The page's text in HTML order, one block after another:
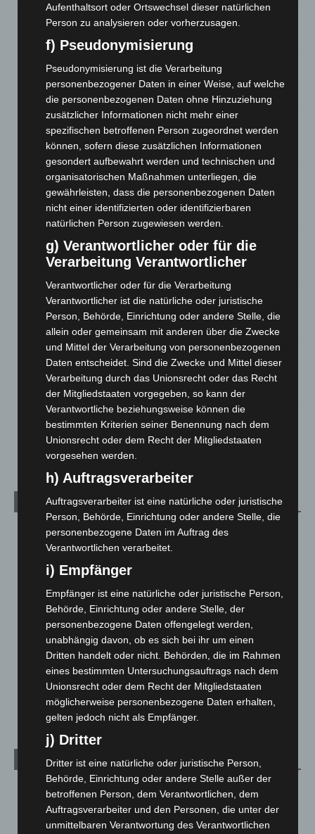
M’era Luna 2026: 25.000 Fans feiern in Hildesheim
Kunst trifft Weingenuss: Barbara-Susann Mehring zeigt ihre
Werke im Jacques’ Wein-Depot Isernhagen
8. August 2026
A2: Zweite Turbobaustelle startet zwischen Hannover-West
und Bothfeld
8. August 2026
Niedersachsen: Feuerwehrkräfte kehren nach
Waldbrandeinsatz aus Spanien zurück
7. August 2026
Hannover: Erste Tigermücken-Population in Niedersachsen
entdeckt
7. August 2026
Brand im „Haus der Begegnung“ in Neuwarmbüchen schnell
eingedämmt
6. August 2026
Region Hannover: 21 neue Notfallsanitäter starten beim
Roten Kreuz
Mann läuft mit Hockeyschläger über A7 – Polizei sucht
Zeugen
5. August 2026
Kategorien
Blaulicht
Corona-News
Hannover und Region
Langenhagen und Ortsteile
3.252
Leserbriefe
Menschen
Über uns
Veranstaltungen
1.272
Archiv
August 2026(15)
Juli 2026(73)
Aufenthaltsort oder Ortswechsel dieser natürlichen
Person zu analysieren oder vorherzusagen.
f) Pseudonymisierung
Pseudonymisierung ist die Verarbeitung
personenbezogener Daten in einer Weise, auf welche
die personenbezogenen Daten ohne Hinzuziehung
zusätzlicher Informationen nicht mehr einer
spezifischen betroffenen Person zugeordnet werden
können, sofern diese zusätzlichen Informationen
gesondert aufbewahrt werden und technischen und
organisatorischen Maßnahmen unterliegen, die
gewährleisten, dass die personenbezogenen Daten
nicht einer identifizierten oder identifizierbaren
natürlichen Person zugewiesen werden.
g) Verantwortlicher oder für die
Verarbeitung Verantwortlicher
Verantwortlicher oder für die Verarbeitung
Verantwortlicher ist die natürliche oder juristische
Person, Behörde, Einrichtung oder andere Stelle, die
allein oder gemeinsam mit anderen über die Zwecke
und Mittel der Verarbeitung von personenbezogenen
Daten entscheidet. Sind die Zwecke und Mittel dieser
Verarbeitung durch das Unionsrecht oder das Recht
der Mitgliedstaaten vorgegeben, so kann der
Verantwortliche beziehungsweise können die
bestimmten Kriterien seiner Benennung nach dem
Unionsrecht oder dem Recht der Mitgliedstaaten
vorgesehen werden.
h) Auftragsverarbeiter
Auftragsverarbeiter ist eine natürliche oder juristische
Person, Behörde, Einrichtung oder andere Stelle, die
personenbezogene Daten im Auftrag des
Verantwortlichen verarbeitet.
i) Empfänger
Empfänger ist eine natürliche oder juristische Person,
Behörde, Einrichtung oder andere Stelle, der
personenbezogene Daten offengelegt werden,
unabhängig davon, ob es sich bei ihr um einen
Dritten handelt oder nicht. Behörden, die im Rahmen
eines bestimmten Untersuchungsauftrags nach dem
Unionsrecht oder dem Recht der Mitgliedstaaten
möglicherweise personenbezogene Daten erhalten,
gelten jedoch nicht als Empfänger.
j) Dritter
Dritter ist eine natürliche oder juristische Person,
Behörde, Einrichtung oder andere Stelle außer der
betroffenen Person, dem Verantwortlichen, dem
Auftragsverarbeiter und den Personen, die unter der
unmittelbaren Verantwortung des Verantwortlichen